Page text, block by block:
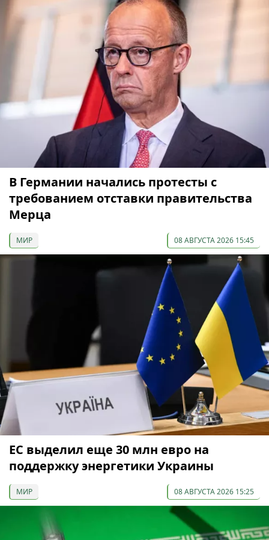
В Германии начались протесты с
требованием отставки правительства
Мерца
МИР 08 АВГУСТА 2026 15:45
ЕС выделил еще 30 млн евро на
поддержку энергетики Украины
МИР 08 АВГУСТА 2026 15:25